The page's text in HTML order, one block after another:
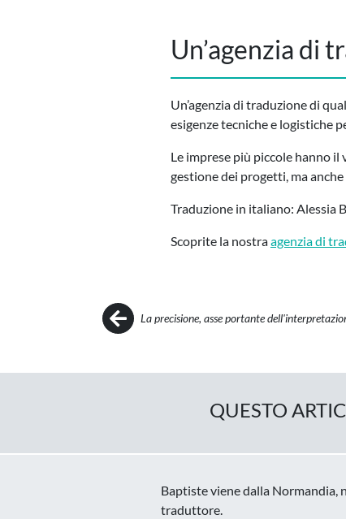
Un’agenzia di
Un’agenzia di traduzione di
esigenze tecniche e logistiche
Le imprese più piccole hanno
gestione dei progetti, ma
Traduzione in italiano: Alessia
Scoprite la nostraagenzia di
Post navigation
La precisione, asse portante
QUESTO
Baptiste viene dalla Normandia,
traduttore.